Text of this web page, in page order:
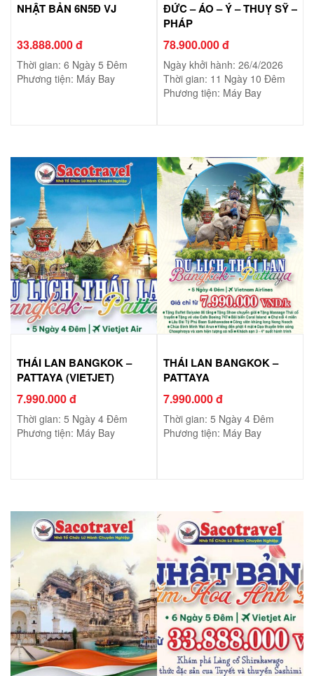
NHẬT BẢN 6N5Đ VJ
33.888.000 đ
Thời gian: 6 Ngày 5 Đêm
Phương tiện: Máy Bay
ĐỨC – ÁO – Ý – THUỴ SỸ –
PHÁP
78.900.000 đ
Ngày khởi hành: 26/4/2026
Thời gian: 11 Ngày 10 Đêm
Phương tiện: Máy Bay
THÁI LAN BANGKOK –
PATTAYA (VIETJET)
7.990.000 đ
Thời gian: 5 Ngày 4 Đêm
Phương tiện: Máy Bay
THÁI LAN BANGKOK –
PATTAYA
7.990.000 đ
Thời gian: 5 Ngày 4 Đêm
Phương tiện: Máy Bay